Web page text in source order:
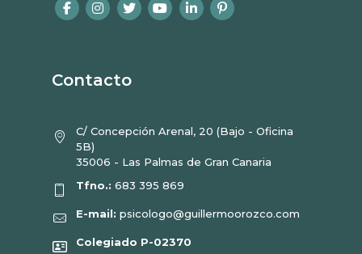
Contacto
C/ Concepción Arenal, 20 (Bajo - Oficina
5B)
35006 - Las Palmas de Gran Canaria
Tfno.: 683 395 869
E-mail: psicologo@guillermoorozco.com
Colegiado P-02370